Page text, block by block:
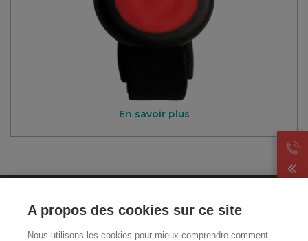
En savoir plus
CGA
A propos des cookies sur ce site
Nous utilisons les cookies pour mieux comprendre comment